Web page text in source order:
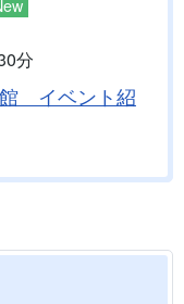
分
館 イベント紹